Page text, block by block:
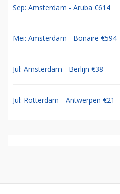
Sep: Amsterdam - Aruba €614
Mei: Amsterdam - Bonaire €594
Jul: Amsterdam - Berlijn €38
Jul: Rotterdam - Antwerpen €21